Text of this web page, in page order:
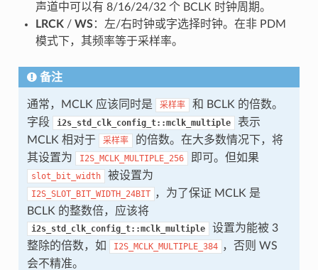
声道中可以有 8/16/24/32 个 BCLK 时钟周期。
LRCK / WS：左/右时钟或字选择时钟。在非 PDM
模式下，其频率等于采样率。
备注
通常，MCLK 应该同时是 采样率
和 BCLK 的倍数。
字段
i2s_std_clk_config_t::mclk_multiple
表示
MCLK 相对于
采样率
的倍数。在大多数情况下，将
其设置为
I2S_MCLK_MULTIPLE_256 即可。但如果
slot_bit_width 被设置为
I2S_SLOT_BIT_WIDTH_24BIT ，为了保证 MCLK 是
BCLK 的整数倍，应该将
i2s_std_clk_config_t::mclk_multiple
设置为能被 3
整除的倍数，如
I2S_MCLK_MULTIPLE_384 ，否则 WS
会不精准。